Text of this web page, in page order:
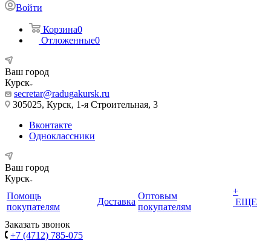
Войти
Корзина0
Отложенные0
Ваш город
Курск
secretar@radugakursk.ru
305025, Курск, 1-я Строительная, 3
Вконтакте
Одноклассники
Ваш город
Курск
Помощь
покупателям
Доставка
Оптовым
покупателям
+
ЕЩЕ
Заказать звонок
+7 (4712) 785-075